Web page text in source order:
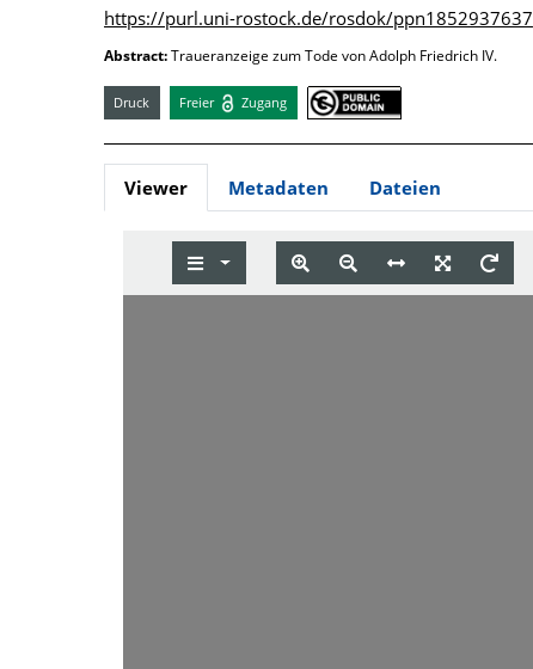
https://purl.uni-rostock.de/rosdok/ppn1852937637
Abstract:Traueranzeige zum Tode von Adolph Friedrich IV.
Druck Freier Zugang
Viewer Metadaten Dateien